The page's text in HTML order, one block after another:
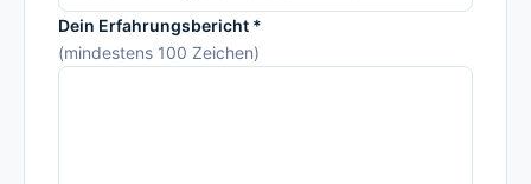
Dein Erfahrungsbericht *
(mindestens 100 Zeichen)